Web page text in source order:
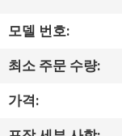
사
소
개
모델 번호:
최소 주문 수량:
가격: